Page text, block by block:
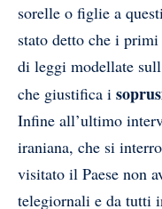
sorelle o figlie a
stato detto che i
di leggi modellate
che giustifica i
Infine all’ultimo
iraniana, che si
visitato il Paese non
telegiornali e da tutti